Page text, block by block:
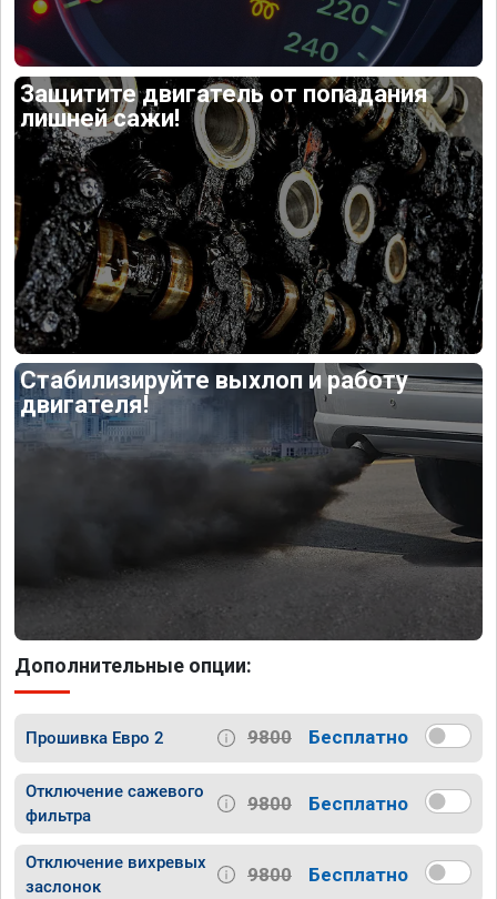
Защитите двигатель от попадания
лишней сажи!
Стабилизируйте выхлоп и работу
двигателя!
Дополнительные опции:
Прошивка Евро 2 9800 Бесплатно
Отключение сажевого
фильтра
9800 Бесплатно
Отключение вихревых
заслонок
9800 Бесплатно